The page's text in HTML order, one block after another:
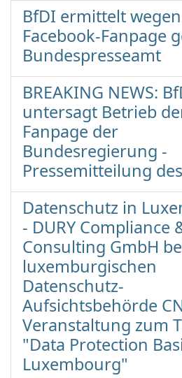
BfDI ermittelt wegen
Facebook-Fanpage
Bundespresseamt
BREAKING NEWS:
untersagt Betrieb
Fanpage der
Bundesregierung -
Pressemitteilung
Datenschutz in
- DURY Compliance
Consulting GmbH
luxemburgischen
Datenschutz-
Aufsichtsbehörde
Veranstaltung zum
"Data Protection
Luxembourg"